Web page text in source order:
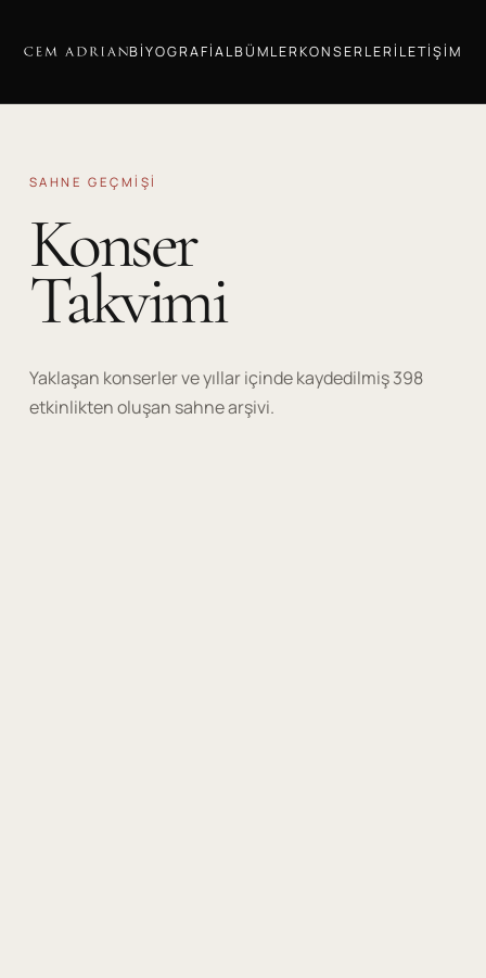
BIYOGRAFIALBÜMLERKONSERLERİLETIŞIM
SAHNE GEÇMIŞI
Konser
Takvimi
Yaklaşan konserler ve yıllar içinde kaydedilmiş398
etkinlikten oluşan sahne arşivi.